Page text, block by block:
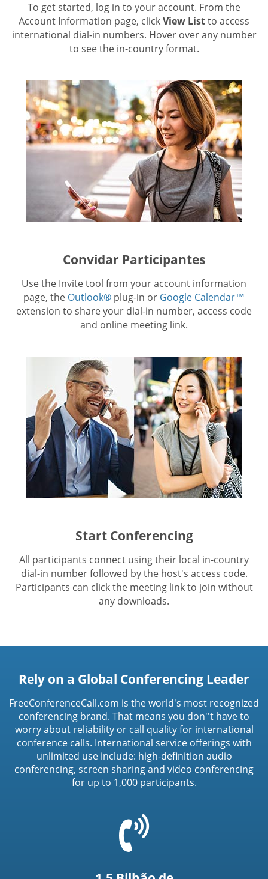
To get started, log in to your account. From the
Account Information page, clickView Listto access
international dial-in numbers. Hover over any number
to see the in-country format.
Convidar Participantes
Use the Invite tool from your account information
page, the Outlook® plug-in or Google Calendar™
extension to share your dial-in number, access code
and online meeting link.
Start Conferencing
All participants connect using their local in-country
dial-in number followed by the host's access code.
Participants can click the meeting link to join without
any downloads.
Rely on a Global Conferencing Leader
FreeConferenceCall.com is the world's most recognized
conferencing brand. That means you don''t have to
worry about reliability or call quality for international
conference calls. International service offerings with
unlimited use include: high-definition audio
conferencing, screen sharing and video conferencing
for up to 1,000 participants.
t('common.phone_icon')